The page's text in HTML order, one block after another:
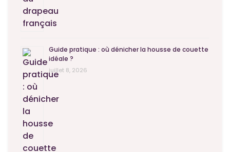
Guide pratique : où dénicher la housse de couette
idéale ?
juillet 8, 2026